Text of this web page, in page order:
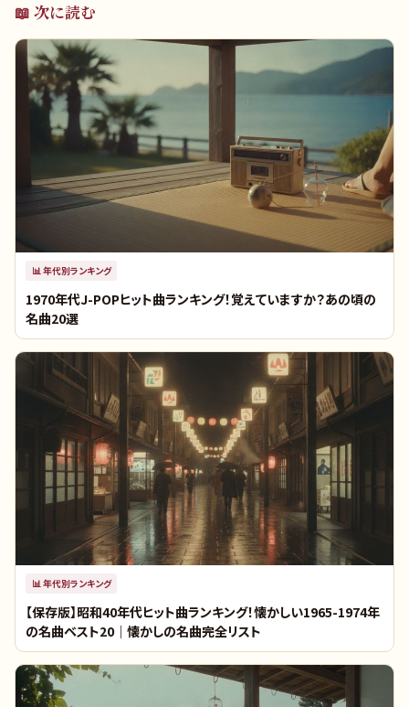
📖 次に読む
📊年代別ランキング
1970年代J-POPヒット曲ランキング！覚えていますか？あの頃の
名曲20選
📊年代別ランキング
【保存版】昭和40年代ヒット曲ランキング！懐かしい1965-1974年
の名曲ベスト20｜懐かしの名曲完全リスト